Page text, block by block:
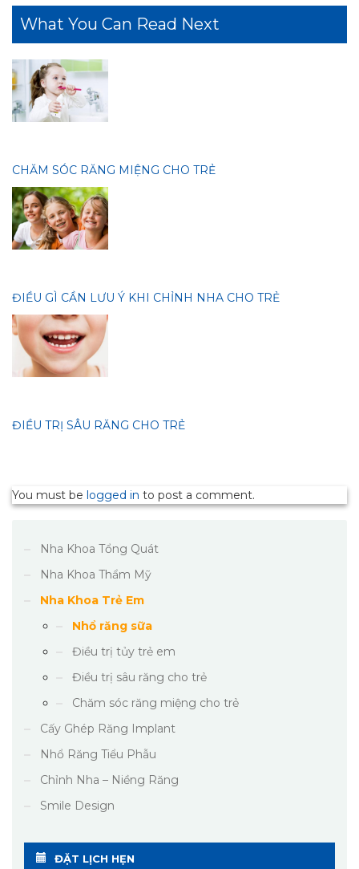
What You Can Read Next
CHĂM SÓC RĂNG MIỆNG CHO TRẺ
ĐIỀU GÌ CẦN LƯU Ý KHI CHỈNH NHA CHO TRẺ
ĐIỀU TRỊ SÂU RĂNG CHO TRẺ
You must be logged in to post a comment.
Nha Khoa Tổng Quát
Nha Khoa Thẩm Mỹ
Nha Khoa Trẻ Em
Nhổ răng sữa
Điều trị tủy trẻ em
Điều trị sâu răng cho trẻ
Chăm sóc răng miệng cho trẻ
Cấy Ghép Răng Implant
Nhổ Răng Tiểu Phẫu
Chỉnh Nha – Niềng Răng
Smile Design
ĐẶT LỊCH HẸN